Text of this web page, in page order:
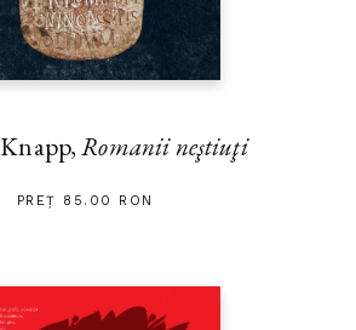
Romanii neştiuţi
PREȚ 85.00 RON